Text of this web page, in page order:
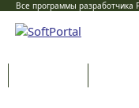
Все программы разработчика